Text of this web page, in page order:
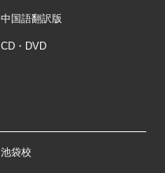
中国語翻訳版
CD・DVD
池袋校